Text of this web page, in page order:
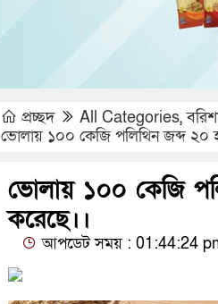
প্রচ্ছদ All Categories,
ভোলায় ১০০ কেজি পলিথিন জব্দ ২০
ভোলায় ১০০ কেজি
করেছে।।
আপডেট সময় : 01:44:24